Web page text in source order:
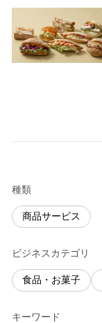
種類
商品サービス
ビジネスカテゴリ
食品・お菓子
キーワード